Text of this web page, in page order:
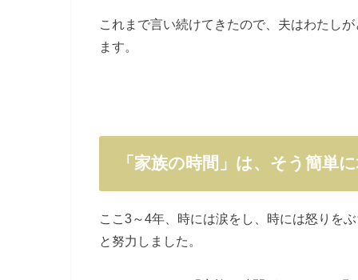
これまで言い続けてきたので、夫はわたし
ます。
「家族の時間」は、そう簡単
ここ3～4年、時には涙をし、時には怒りを
と努力しました。